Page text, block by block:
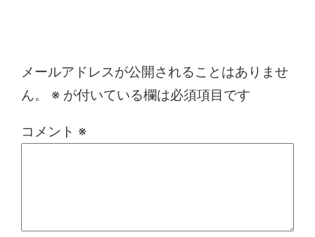
メールアドレスが公開されることはありませ
ん。
※ が付いている欄は必須項目です
コメント ※